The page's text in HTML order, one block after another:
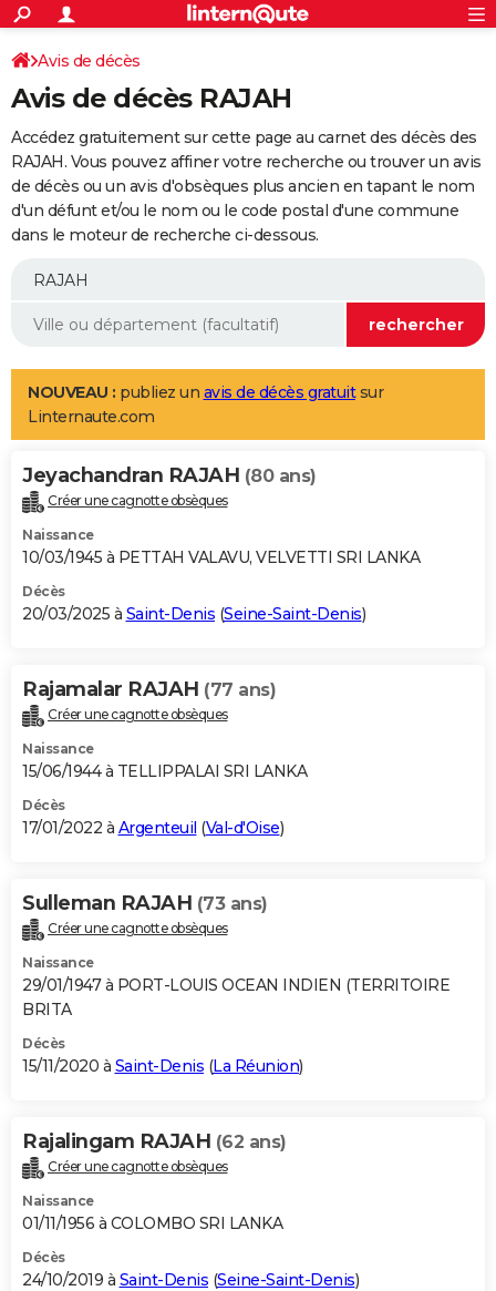
ACTUALITÉS
Politique
Société
Faits Divers
Education
Monde
Villes
+
SPORT
Coupe du monde 2026
Football
Tennis
Cyclisme
Rugby
Forum
Programme TV
TNT
Streaming
Cinéma
Sorties cinéma
Musique
+
FINANCE
Retraite
Impôts
Epargne
Immobilier
Risques naturels par ville
Banque
Assurance
Crédit
AUTO
Essais
Réserver un essai
Citadines
Berlines
SUV
Forum auto
+
Mobiles
Meilleur smartphone
Internet
Ordinateurs
Jeux vidéo
Guide high-tech
Aménagement intérieur
LIFESTYLE
Art de vivre
Bien-être
Loisirs
Mode
Modes de vie
Alimentation
Guide de la santé
Maladies
Médicaments
Sommeil
VOYAGE
Destinations
City break
Voyage nature
Voyage de noces
Forum
Climat
+PHOTO
GUIDES D'ACHAT
BONS PLANS
Carte de Noël
Carte Bonne année
Carte Saint-Valentin
Carte Pâques
Carte d'anniversaire
DICTIONNAIRE
Dictionnaire
Biographies
Citations
Expressions
Proverbes
PROGRAMME TV
S'inscrire
Se connecter
Lycées
Collèges
Primaires
Universités
Entreprises
Service militaire
Avis de recherche
AVIS DE DÉCÈS
Bricolage
Lifestyle
Culture
Sport
Auto
Television
Voyage
Cinema
Avis de décès
Avis de décès RAJAH
Accédez gratuitement sur cette page au carnet des décès des
RAJAH. Vous pouvez affiner votre recherche ou trouver un avis
de décès ou un avis d'obsèques plus ancien en tapant le nom
d'un défunt et/ou le nom ou le code postal d'une commune
dans le moteur de recherche ci-dessous.
NOUVEAU : publiez un avis de décès gratuitsur
Linternaute.com
Jeyachandran RAJAH (80 ans)
Créer une cagnotte obsèques
Naissance
10/03/1945 à PETTAH VALAVU, VELVETTI SRI LANKA
Décès
20/03/2025 à Saint-Denis (Seine-Saint-Denis)
Rajamalar RAJAH (77 ans)
Créer une cagnotte obsèques
Naissance
15/06/1944 à TELLIPPALAI SRI LANKA
Décès
17/01/2022 à Argenteuil (Val-d'Oise)
Sulleman RAJAH (73 ans)
Créer une cagnotte obsèques
Naissance
29/01/1947 à PORT-LOUIS OCEAN INDIEN (TERRITOIRE
BRITA
Décès
15/11/2020 à Saint-Denis (La Réunion)
Rajalingam RAJAH (62 ans)
Créer une cagnotte obsèques
Naissance
01/11/1956 à COLOMBO SRI LANKA
Décès
24/10/2019 à Saint-Denis (Seine-Saint-Denis)